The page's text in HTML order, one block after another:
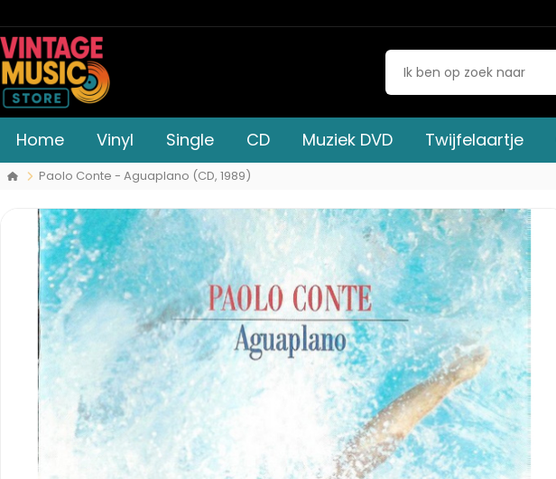
Home Vinyl Single CD Muziek DVD Twijfelaartje
Paolo Conte - Aguaplano (CD, 1989)